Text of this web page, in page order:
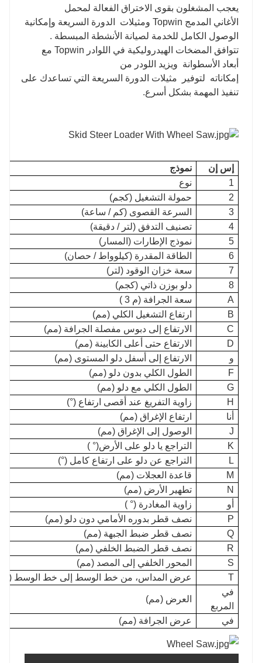
يعجب المشغلون بقوى الاختراق الفعالة لمحمل
الأغاني المدمج Topwin ومثيلات الدورة السريعة وإمكانية
الوصول الكامل للخدمة لصيانة الأنشطة المبسطة .
تتوافق المضخات الهيدروليكية في اللوادر Topwin مع
أبعاد الأسطوانة ويزيد اللودر من
إمكاناته لتوفير مثيلات الدورة السريعة التي تساعدك على
تنفيذ المهمة بشكل أسرع.
إس إن
نموذج
1
نوع
2
حمولة التشغيل (كجم)
3
السرعة القصوى (كم / ساعة)
4
تصنيف التدفق (لتر / دقيقة)
5
نموذج الإطارات (المسار)
6
الطاقة المقدرة (كيلوواط / حصان)
7
سعة خزان الوقود (لتر)
8
دلو بوزن ذاتي (كجم)
A
سعة الجرافة (م 3 )
B
ارتفاع التشغيل الكلي (مم)
C
الارتفاع إلى دبوس مفصلة الجرافة (مم)
D
الارتفاع حتى أعلى الكابينة (مم)
و
الارتفاع إلى أسفل دلو المستوى (مم)
F
الطول الكلي بدون دلو (مم)
G
الطول الكلي مع دلو (مم)
H
زاوية التفريغ عند أقصى ارتفاع (°)
أنا
ارتفاع الإغراق (مم)
J
الوصول إلى الإغراق (مم)
K
التراجع يا دلو على الأرض(° )
L
التراجع عن دلو على ارتفاع كامل (°)
M
قاعدة العجلات (مم)
N
تطهير الأرض (مم)
أو
زاوية المغادرة (° )
P
نصف قطر بدوره الأمامي دون دلو (مم)
Q
نصف قطر ضبط الجبهة (مم)
R
نصف قطر الضبط الخلفي (مم)
S
المحور الخلفي إلى المصد (مم)
T
عرض المداس، من خط الوسط إلى خط الوسط
في
المربع
العرض (مم)
في عرض الجرافة (مم)